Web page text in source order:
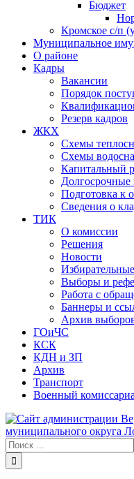
Бюджет
Кромское с/п
Муниципальное
О районе
Кадры
Вакансии
Порядок
Резерв кадров
ЖКХ
Схемы
Схемы
Капитальный
Подготовка к
Сведения о
ТИК
О комиссии
Решения
Новости
Выборы и
Работа с
Баннеры и
Архив
ГОиЧС
КСК
КДН и ЗП
Архив
Транспорт
Военный
Результат
поиска: